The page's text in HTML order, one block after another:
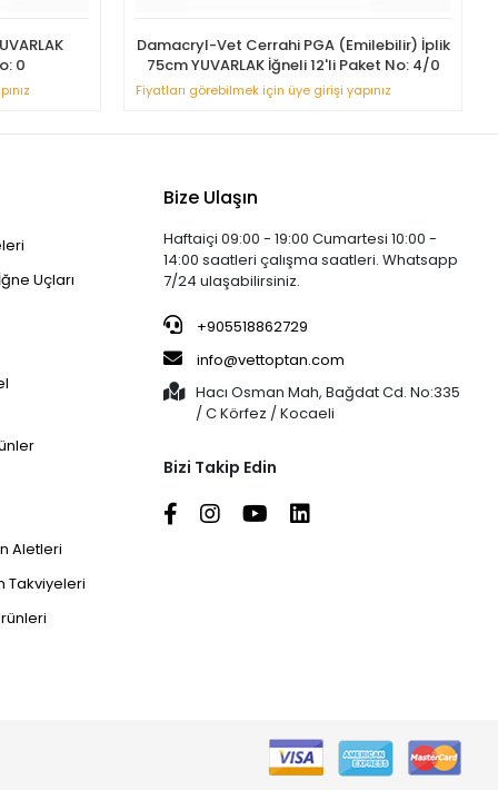
0
Damacryl-Vet Cerrahi PGA (Emilebilir) İplik
75cm YUVARLAK İğneli 12'li Paket No: 4/0
Fiyatları görebilmek için üye girişi yapınız
Uçları
Aletleri
Takviyeleri
Bize Ulaşın
Haftaiçi 09:00 - 19:00 Cumartesi 10:00 -
14:00 saatleri çalışma saatleri. Whatsapp
7/24 ulaşabilirsiniz.
+905518862729
info@vettoptan.com
Hacı Osman Mah, Bağdat Cd. No:335
/ C Körfez / Kocaeli
Bizi Takip Edin